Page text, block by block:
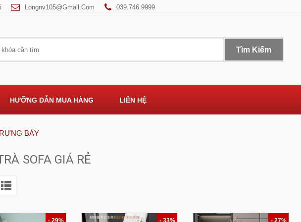
Longnv105@gmail.com 039.746.9999
Tìm Kiếm
HƯỠNG DẪN MUA HÀNG LIÊN HỆ
BÀY
SOFA GIÁ RẺ
- 29% - 33% - 27%